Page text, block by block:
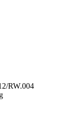
RW.004